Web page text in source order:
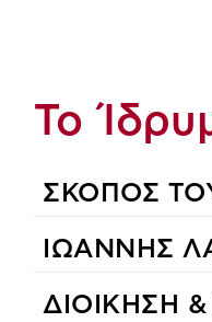
Το
ΣΚΟΠΟΣ
ΙΩΑΝΝΗΣ
ΔΙΟΙΚΗΣΗ